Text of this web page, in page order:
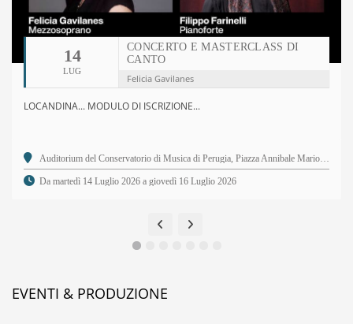
14
LUG
CONCERTO E MASTERCLASS DI
CANTO
Felicia Gavilanes
LOCANDINA... MODULO DI ISCRIZIONE...
Auditorium del Conservatorio di Musica di Perugia, Piazza Annibale Mariotti, 2 - 06123 Perugia PG
Da martedì 14 Luglio 2026 a giovedì 16 Luglio 2026
EVENTI & PRODUZIONE